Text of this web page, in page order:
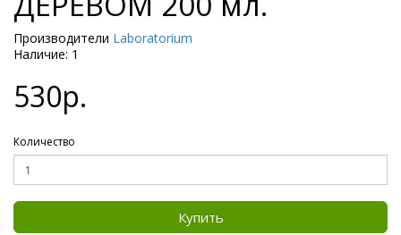
Производители Laboratorium
Наличие: 1
530р.
Количество
Купить